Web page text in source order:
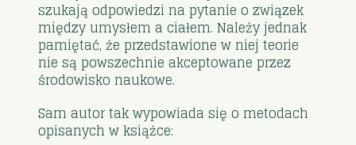
szukają odpowiedzi na pytanie o związek
między umysłem a ciałem. Należy jednak
pamiętać, że przedstawione w niej teorie
nie są powszechnie akceptowane przez
środowisko naukowe.
Sam autor tak wypowiada się o metodach
opisanych w książce: